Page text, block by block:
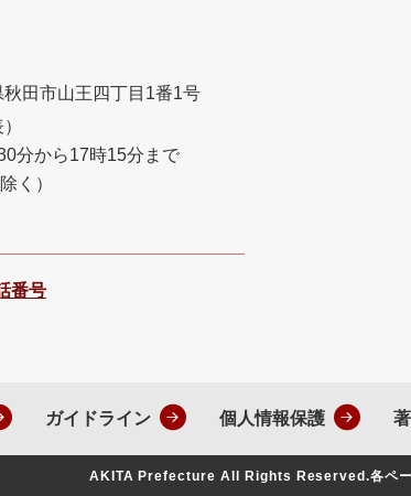
田市山王四丁目1番1号
分から17時15分まで
く）
番号
ガイドライン 個人情報保護
AKITA Prefecture All Rights Reserved.各ペ